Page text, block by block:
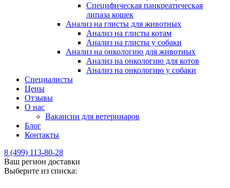
Специфическая панкреатическая
липаза кошек
Анализ на глисты для животных
Анализ на глисты котам
Анализ на глисты у собаки
Анализ на онкологию для животных
Анализ на онкологию для котов
Анализ на онкологию у собаки
Специалисты
Цены
Отзывы
О нас
Вакансии для ветеринаров
Блог
Контакты
8 (499) 113-80-28
Ваш регион доставки
Выберите из списка: